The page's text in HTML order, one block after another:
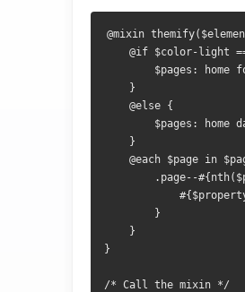
@mixin
@if $color-light
$pages: home
    }
    @else {
$pages: home
    }
@each $page in
.page--
        }
    }
}
/* Call the mixin */